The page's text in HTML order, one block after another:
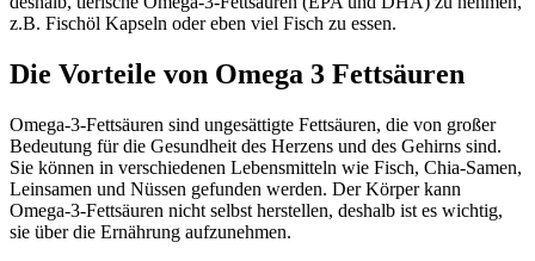
z.B. Fischöl Kapseln oder eben viel Fisch zu essen.
Die Vorteile von Omega 3 Fettsäuren
Omega-3-Fettsäuren sind ungesättigte Fettsäuren, die von großer
Bedeutung für die Gesundheit des Herzens und des Gehirns sind.
Sie können in verschiedenen Lebensmitteln wie Fisch, Chia-Samen,
Leinsamen und Nüssen gefunden werden. Der Körper kann
Omega-3-Fettsäuren nicht selbst herstellen, deshalb ist es wichtig,
sie über die Ernährung aufzunehmen.